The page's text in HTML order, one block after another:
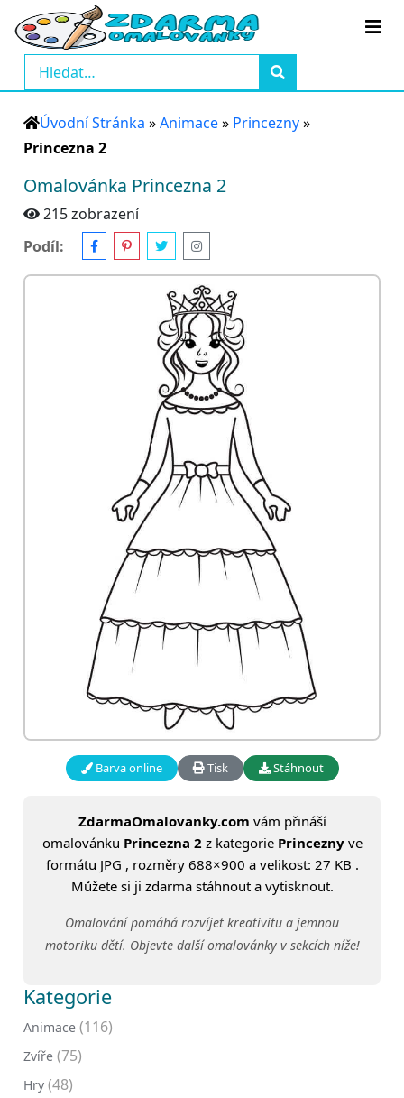
Úvodní Stránka »Animace» Princezny»
Princezna 2
Omalovánka Princezna 2
215 zobrazení
Podíl:
Barva online Tisk Stáhnout
ZdarmaOmalovanky.com vám přináší
omalovánku Princezna 2 z kategorie Princeznyve
formátu JPG , rozměry 688×900 a velikost: 27 KB .
Můžete si ji zdarma stáhnout a vytisknout.
Omalování pomáhá rozvíjet kreativitu a jemnou
motoriku dětí. Objevte další omalovánky v sekcích níže!
Kategorie
Animace (116)
Zvíře (75)
Hry (48)